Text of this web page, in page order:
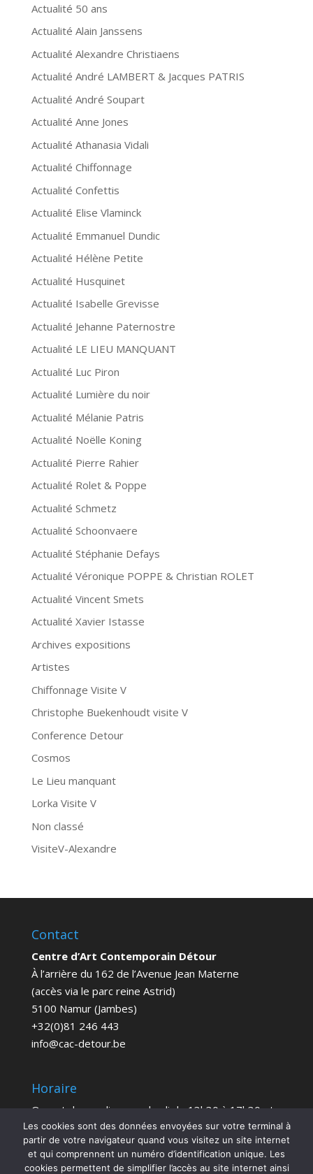
Actualité 50 ans
Actualité Alain Janssens
Actualité Alexandre Christiaens
Actualité André LAMBERT & Jacques PATRIS
Actualité André Soupart
Actualité Anne Jones
Actualité Athanasia Vidali
Actualité Chiffonnage
Actualité Confettis
Actualité Elise Vlaminck
Actualité Emmanuel Dundic
Actualité Hélène Petite
Actualité Husquinet
Actualité Isabelle Grevisse
Actualité Jehanne Paternostre
Actualité LE LIEU MANQUANT
Actualité Luc Piron
Actualité Lumière du noir
Actualité Mélanie Patris
Actualité Noëlle Koning
Actualité Pierre Rahier
Actualité Rolet & Poppe
Actualité Schmetz
Actualité Schoonvaere
Actualité Stéphanie Defays
Actualité Véronique POPPE & Christian ROLET
Actualité Vincent Smets
Actualité Xavier Istasse
Archives expositions
Artistes
Chiffonnage Visite V
Christophe Buekenhoudt visite V
Conference Detour
Cosmos
Le Lieu manquant
Lorka Visite V
Non classé
VisiteV-Alexandre
Contact
Centre d’Art Contemporain Détour
À l’arrière du 162 de l’Avenue Jean Materne
(accès via le parc reine Astrid)
5100 Namur (Jambes)
+32(0)81 246 443
info@cac-detour.be
Horaire
Ouvert du mardi au vendredi de 13h30 à 17h30 et
le samedi de 14h à 18h
Entrée Gratuite
Les cookies sont des données envoyées sur votre terminal à
partir de votre navigateur quand vous visitez un site internet
et qui comprennent un numéro d’identification unique. Les
cookies permettent de simplifier l’accès au site internet ainsi